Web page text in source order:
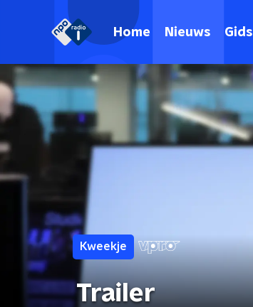
Home Nieuws Gids
Kweekje
Trailer